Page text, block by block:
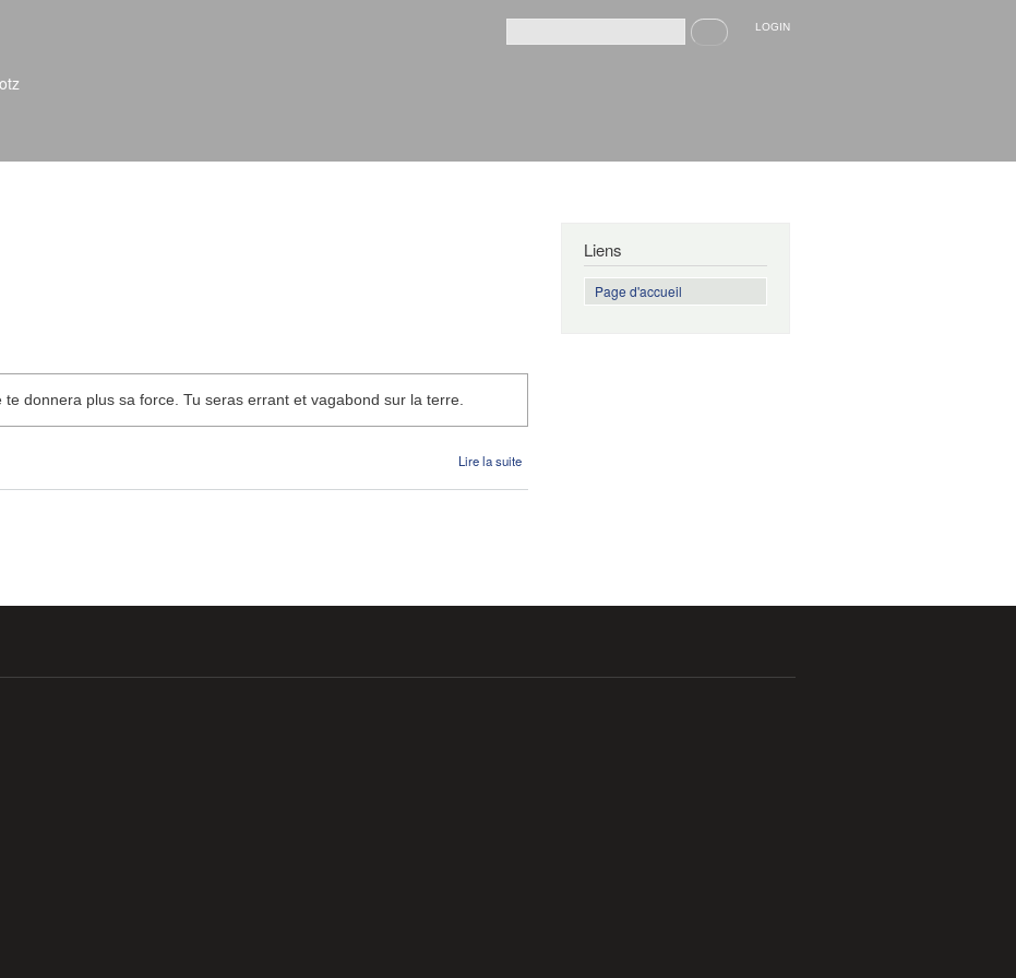
Formulaire de recherche
Recherche LOGIN
donnera plus sa force. Tu seras errant et vagabond sur la terre.
Lire la suite
Liens
Page d'accueil